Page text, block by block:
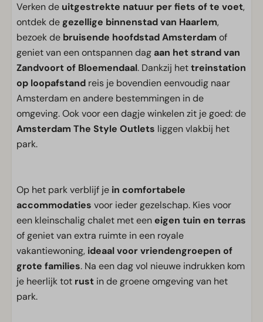
Verken de uitgestrekte natuur per fiets of te voet,
ontdek de gezellige binnenstad van Haarlem,
bezoek de bruisende hoofdstad Amsterdam of
geniet van een ontspannen dag aan het strand van
Zandvoort of Bloemendaal. Dankzij hettreinstation
op loopafstand reis je bovendien eenvoudig naar
Amsterdam en andere bestemmingen in de
omgeving. Ook voor een dagje winkelen zit je goed: de
Amsterdam The Style Outlets liggen vlakbij het
park.
Op het park verblijf je in comfortabele
accommodaties voor ieder gezelschap. Kies voor
een kleinschalig chalet met eeneigen tuin en terras
of geniet van extra ruimte in een royale
vakantiewoning, ideaal voor vriendengroepen of
grote families. Na een dag vol nieuwe indrukken kom
je heerlijk tot rust in de groene omgeving van het
park.